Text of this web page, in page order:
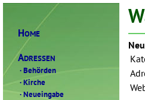
HOME
ADRESSEN
·Behörden
·Kirche
·Neueingabe